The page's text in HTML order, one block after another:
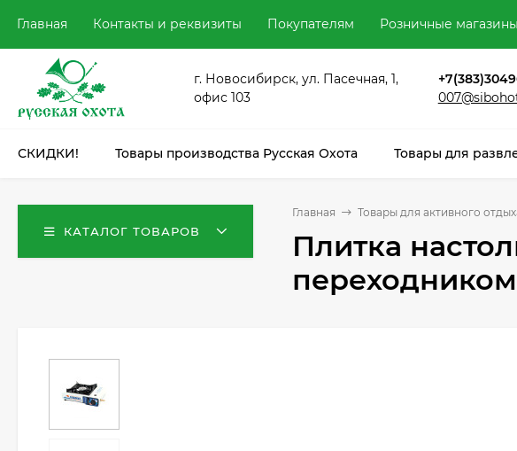
Главная Контакты и реквизиты Покупателям Розничные магазины
г. Новосибирск, ул. Пасечная, 1,
офис 103
СКИДКИ! Товары производства Русская Охота Товары для
КАТАЛОГ ТОВАРОВ
Главная Товары для активного
Плитка
переходником